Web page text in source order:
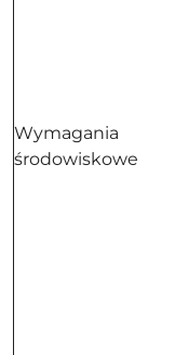
Wymagania
środowiskowe